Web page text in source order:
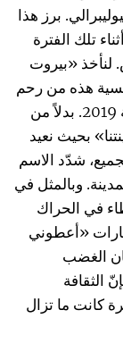
برز هذا
تلك الفترة
«بيروت
هذه من رحم
حراك 2015 في لبنان ونشطت خلال انتفاضة 2019. بدلاً من
بحيث نعيد
شدّد الاسم
وبالمثل في
2019 رسم النشطاء في الحراك
«أعطوني
الغضب
الثقافة
كانت ما تزال